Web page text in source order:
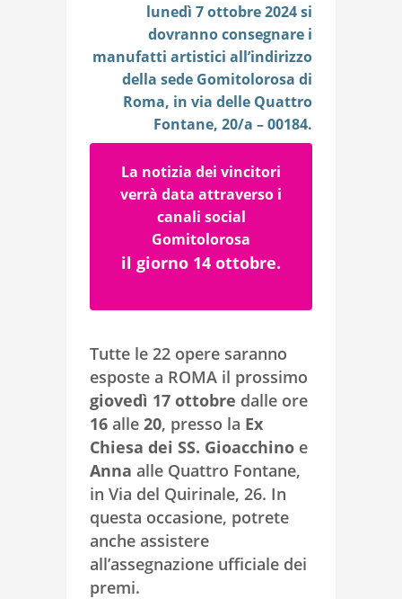
lunedì 7 ottobre 2024 si
dovranno consegnare i
manufatti artistici all’indirizzo
della sede Gomitolorosa di
Roma, in via delle Quattro
Fontane, 20/a – 00184.
La notizia dei vincitori
verrà data attraverso i
canali social
Gomitolorosa
il giorno 14 ottobre.
Tutte le 22 opere saranno
esposte a ROMA il prossimo
giovedì 17 ottobre dalle ore
16 alle 20, presso la Ex
Chiesa dei SS. Gioacchino e
Anna alle Quattro Fontane,
in Via del Quirinale, 26. In
questa occasione, potrete
anche assistere
all’assegnazione ufficiale dei
premi.